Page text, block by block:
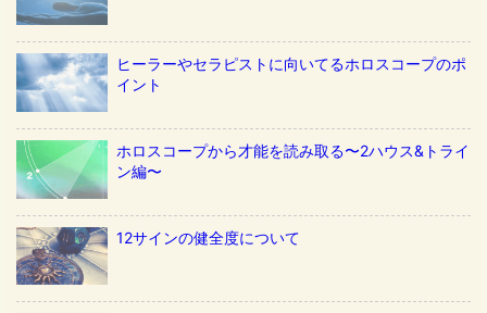
ヒーラーやセラピストに向いてるホロスコープのポ
イント
ホロスコープから才能を読み取る〜2ハウス&トライ
ン編〜
12サインの健全度について